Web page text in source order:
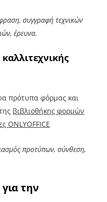
συγγραφή τεχνικών
έρευνα.
πρότυπα φόρμας και
βιβλιοθήκης φορμών
ONLYOFFICE
προτύπων, σύνθεση,
την